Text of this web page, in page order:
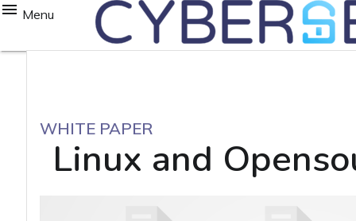
Menu
WHITE PAPER
Linux and